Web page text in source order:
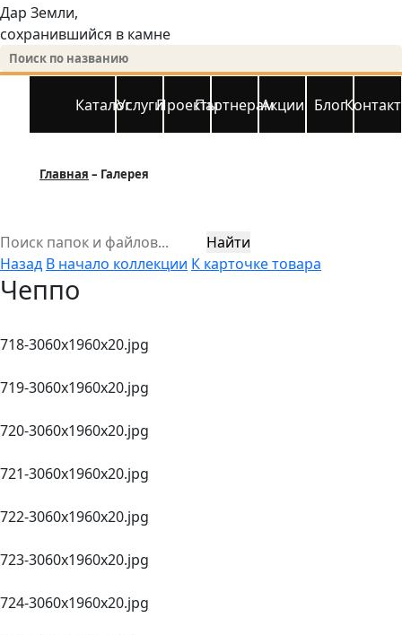
Дар Земли,
сохранившийся в камне
КаталогУслугиПроектыПартнерамАкции Блог
Главная Галерея
Найти
Назад В начало коллекции К карточке товара
Чеппо
718-3060х1960x20.jpg
719-3060х1960x20.jpg
720-3060х1960x20.jpg
721-3060х1960x20.jpg
722-3060х1960x20.jpg
723-3060х1960x20.jpg
724-3060х1960x20.jpg